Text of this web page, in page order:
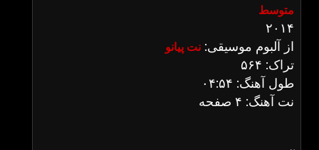
متوسط
۲۰۱۴
از آلبوم موسیقی: نت پیانو
تراک: ۵۶۴
طول آهنگ: ۰۴:۵۴
نت آهنگ: ۴ صفحه